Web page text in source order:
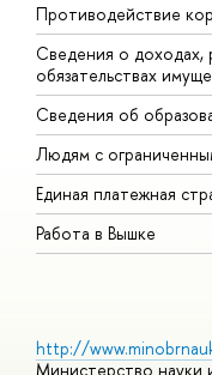
Противодействие
Сведения о доходах,
обязательствах
Сведения об
Людям с
Единая платежная
Работа в Вышке
http://
Министерство науки